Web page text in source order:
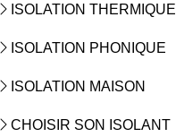
ISOLATION THERMIQUE
ISOLATION PHONIQUE
ISOLATION MAISON
CHOISIR SON ISOLANT